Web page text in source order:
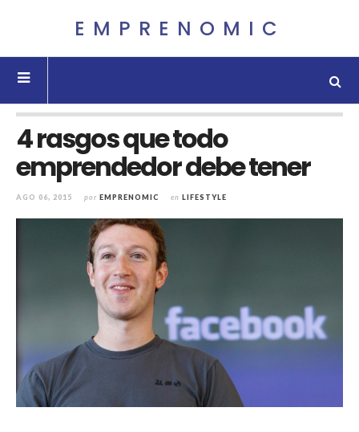
EMPRENOMIC
4 rasgos que todo
emprendedor debe tener
AGO 06, 2015 por EMPRENOMIC en LIFESTYLE